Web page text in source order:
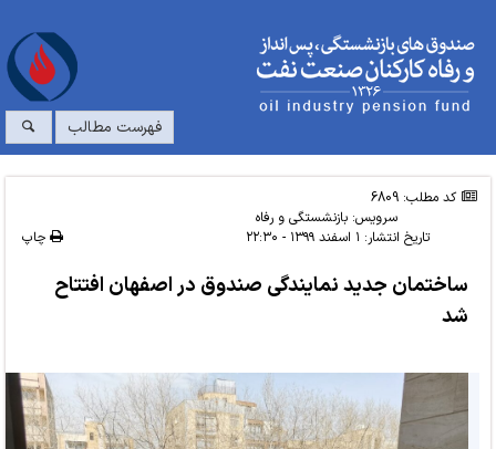
فهرست مطالب
کد مطلب: 6809
سرویس: بازنشستگی و رفاه
تاریخ انتشار: ۱ اسفند ۱۳۹۹ - ۲۲:۳۰ چاپ
ساختمان جدید نمایندگی صندوق در اصفهان افتتاح
شد